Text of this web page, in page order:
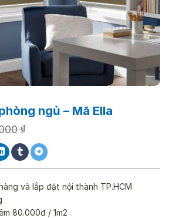
ngủ – Mã Ella
₫
và lắp đặt nội thành TP.HCM
80.000đ / 1m2